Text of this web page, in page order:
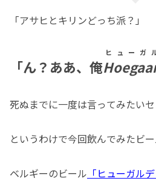
「アサヒとキリンどっち派？」
「ん？ああ、俺
ヒューガ
死ぬまでに一度は言ってみたいセ
というわけで今回飲んでみたビ
ベルギーのビール 「ヒューガル